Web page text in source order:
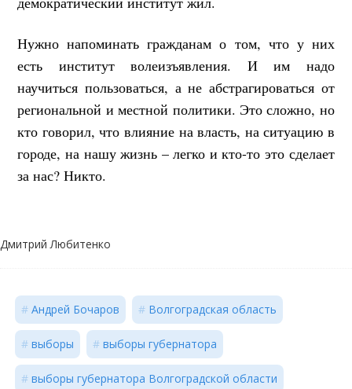
Нужно напоминать гражданам о том, что у них
есть институт волеизъявления. И им надо
научиться пользоваться, а не абстрагироваться от
региональной и местной политики. Это сложно, но
кто говорил, что влияние на власть, на ситуацию в
городе, на нашу жизнь – легко и кто-то это сделает
за нас? Никто.
Дмитрий Любитенко
Андрей Бочаров Волгоградская область
выборы выборы губернатора
выборы губернатора Волгоградской области